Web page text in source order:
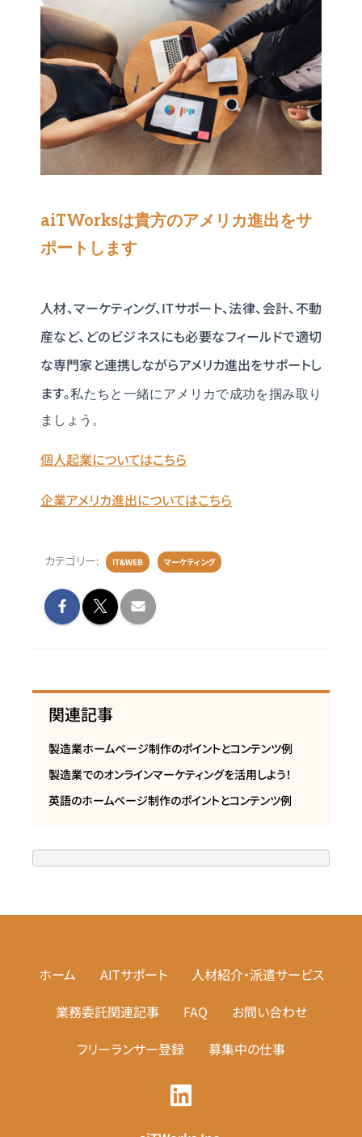
aiTWorksは貴方のアメリカ進出をサ
ポートします
人材、マーケティング、ITサポート、法律、会計、不動
産など、どのビジネスにも必要なフィールドで適切
な専門家と連携しながらアメリカ進出をサポートし
ます。私たちと一緒にアメリカで成功を掴み取り
ましょう。
個人起業についてはこちら
企業アメリカ進出についてはこちら
カテゴリー: IT&WEB マーケティング
関連記事
製造業ホームページ制作のポイントとコンテンツ例
製造業でのオンラインマーケティングを活用しよう！
英語のホームページ制作のポイントとコンテンツ例
ホーム AITサポート
人材紹介・派遣サービス
業務委託関連記事
FAQ
お問い合わせ
フリーランサー登録
募集中の仕事